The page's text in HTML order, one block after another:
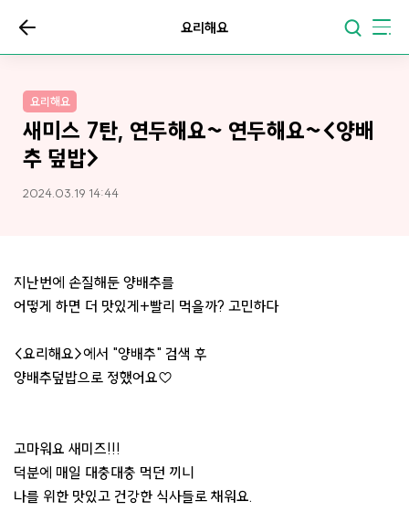
요리해요
요리해요
새미스 7탄, 연두해요~ 연두해요~<양배
추 덮밥>
2024.03.19 14:44
지난번에 손질해둔 양배추를
어떻게 하면 더 맛있게+빨리 먹을까? 고민하다
<요리해요>에서 "양배추" 검색 후
양배추덮밥으로 정했어요♡
고마워요 새미즈!!!
덕분에 매일 대충대충 먹던 끼니
나를 위한 맛있고 건강한 식사들로 채워요.